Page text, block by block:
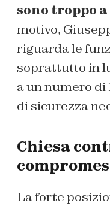
sono troppo
motivo,
riguarda le
soprattutto in
a un numero
di sicurezza
Chiesa
La forte